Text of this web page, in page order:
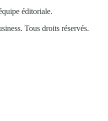
éditoriale.
Tous droits réservés.